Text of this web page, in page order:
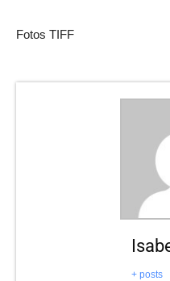
Fotos TIFF
+ posts